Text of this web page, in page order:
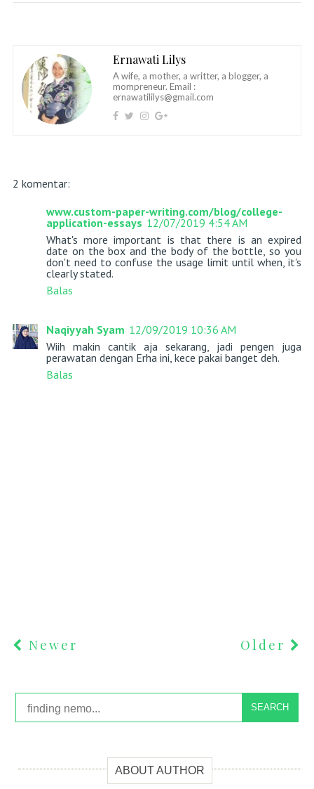
Ernawati Lilys
A wife, a mother, a writter, a blogger, a
mompreneur. Email :
ernawatililys@gmail.com
2 komentar:
www.custom-paper-writing.com/blog/college-
application-essays 12/07/2019 4:54 AM
What's more important is that there is an expired
date on the box and the body of the bottle, so you
don't need to confuse the usage limit until when, it's
clearly stated.
Balas
Naqiyyah Syam 12/09/2019 10:36 AM
Wiih makin cantik aja sekarang, jadi pengen juga
perawatan dengan Erha ini, kece pakai banget deh.
Balas
Newer Older
SEARCH
ABOUT AUTHOR